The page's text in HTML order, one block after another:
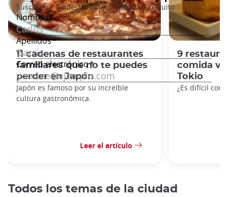
11 cadenas de restaurantes
familiares que no te puedes
perder en Japón
Japón es famoso por su increíble
cultura gastronómica.
Leer el artículo
9
comida
Tokio
¿Es difícil
Todos los temas de la ciudad